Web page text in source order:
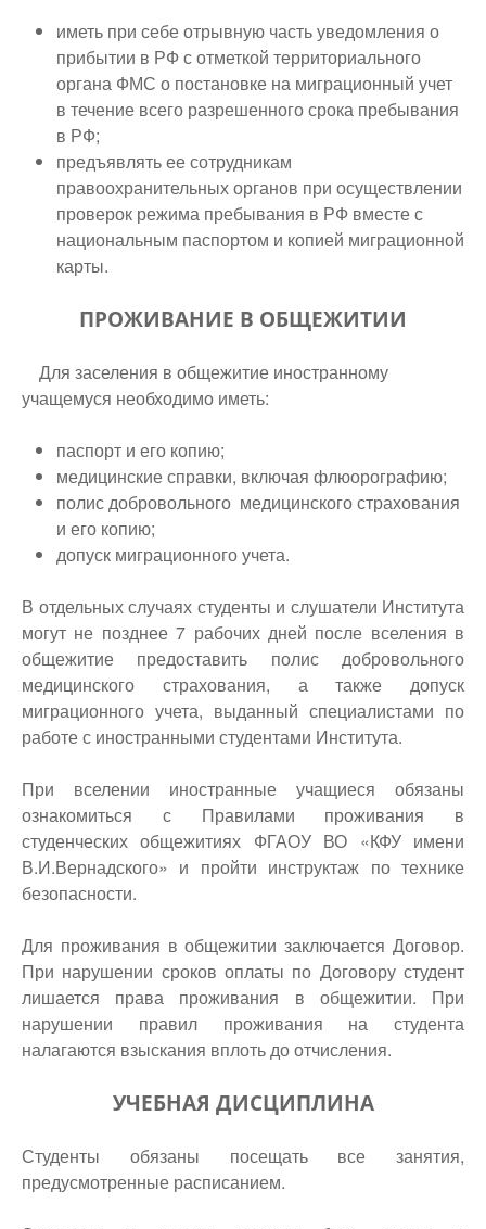
иметь при себе отрывную часть уведомления о
прибытии в РФ с отметкой территориального
органа ФМС о постановке на миграционный учет
в течение всего разрешенного срока пребывания
в РФ;
предъявлять ее сотрудникам
правоохранительных органов при осуществлении
проверок режима пребывания в РФ вместе с
национальным паспортом и копией миграционной
карты.
ПРОЖИВАНИЕ В ОБЩЕЖИТИИ
Для заселения в общежитие иностранному
учащемуся необходимо иметь:
паспорт и его копию;
медицинские справки, включая флюорографию;
полис добровольного медицинского страхования
и его копию;
допуск миграционного учета.
В отдельных случаях студенты и слушатели Института
могут не позднее 7 рабочих дней после вселения в
общежитие предоставить полис добровольного
медицинского страхования, а также допуск
миграционного учета, выданный специалистами по
работе с иностранными студентами Института.
При вселении иностранные учащиеся обязаны
ознакомиться с Правилами проживания в
студенческих общежитиях ФГАОУ ВО «КФУ имени
В.И.Вернадского» и пройти инструктаж по технике
безопасности.
Для проживания в общежитии заключается Договор.
При нарушении сроков оплаты по Договору студент
лишается права проживания в общежитии. При
нарушении правил проживания на студента
налагаются взыскания вплоть до отчисления.
УЧЕБНАЯ ДИСЦИПЛИНА
Студенты обязаны посещать все занятия,
предусмотренные расписанием.